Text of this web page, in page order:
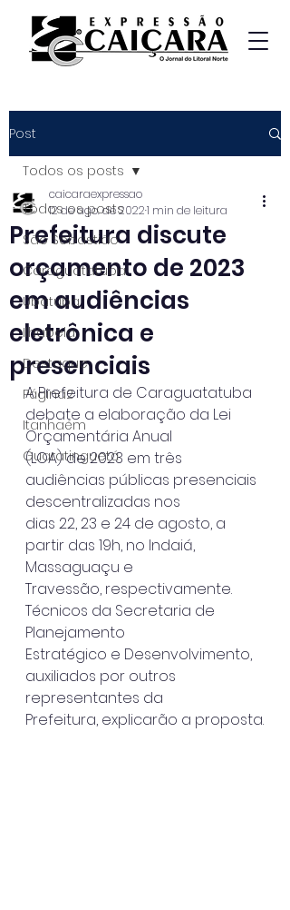
Post
Todos os posts
São Sebastião
Caraguatatuba
Ubatuba
Ilhabela
Destaque
Página2
Itanhaém
Guaratinguetá
Todos os posts
Prefeitura discute
orçamento de 2023
em audiências
eletrônica e
presenciais
caicaraexpressao
12 de ago. de 20221 min de leitura
A Prefeitura de Caraguatatuba
debate a elaboração da Lei
Orçamentária Anual
(LOA) de 2023 em três
audiências públicas presenciais
descentralizadas nos
dias 22, 23 e 24 de agosto, a
partir das 19h, no Indaiá,
Massaguaçu e
Travessão, respectivamente.
Técnicos da Secretaria de
Planejamento
Estratégico e Desenvolvimento,
auxiliados por outros
representantes da
Prefeitura, explicarão a proposta.